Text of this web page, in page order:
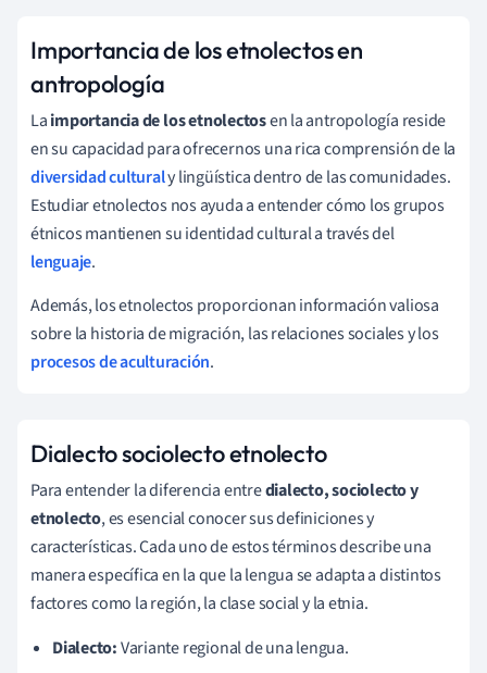
Importancia de los etnolectos en
antropología
Laimportancia de los etnolectosen la antropología reside
en su capacidad para ofrecernos una rica comprensión de la
diversidad culturaly lingüística dentro de las comunidades.
Estudiar etnolectos nos ayuda a entender cómo los grupos
étnicos mantienen su identidad cultural a través del
lenguaje.
Además, los etnolectos proporcionan información valiosa
sobre la historia de migración, las relaciones sociales y los
procesos de aculturación.
Dialecto sociolecto etnolecto
Para entender la diferencia entredialecto, sociolecto y
etnolecto, es esencial conocer sus definiciones y
características. Cada uno de estos términos describe una
manera específica en la que la lengua se adapta a distintos
factores como la región, la clase social y la etnia.
Dialecto:Variante regional de una lengua.